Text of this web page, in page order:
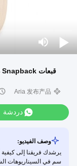
Aria 发布产品
دردشة
وصف الفيديو:
سم في السيناريوهات